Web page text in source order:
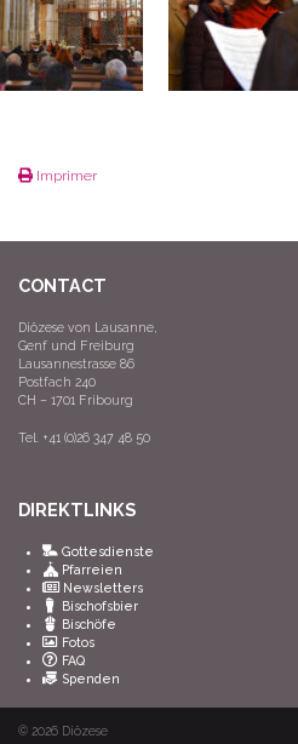
Imprimer
CONTACT
Diözese von Lausanne,
Genf und Freiburg
Lausannestrasse 86
Postfach 240
CH – 1701 Fribourg
Tel. +41 (0)26 347 48 50
DIREKTLINKS
Gottesdienste
Pfarreien
Newsletters
Bischofsbier
Bischöfe
Fotos
FAQ
Spenden
© 2026 Diözese